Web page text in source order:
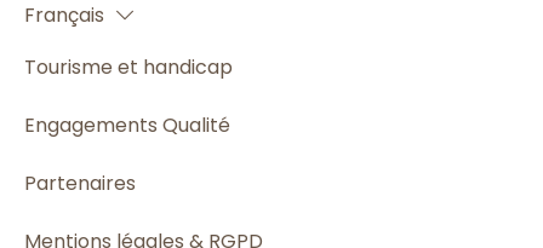
Français
Español
Tourisme et handicap
Engagements Qualité
Partenaires
Mentions légales & RGPD